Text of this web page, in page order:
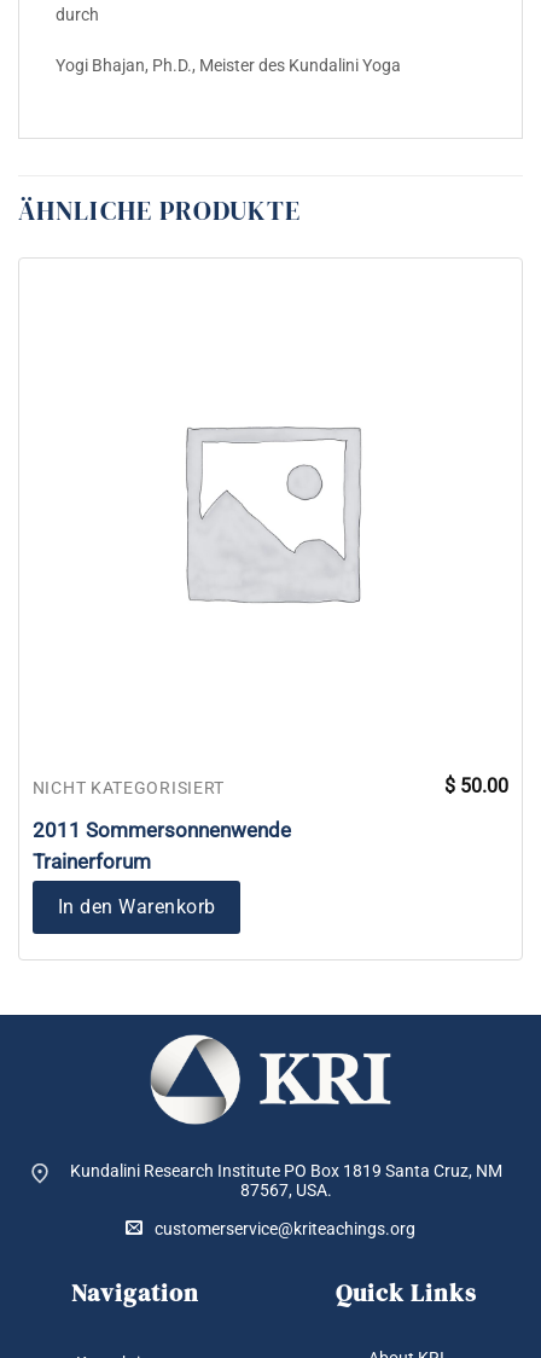
durch
Yogi Bhajan, Ph.D., Meister des Kundalini Yoga
ÄHNLICHE PRODUKTE
NICHT KATEGORISIERT
2011 Sommersonnenwende
Trainerforum
$ 50.00
In den Warenkorb
Kundalini Research Institute PO Box 1819 Santa Cruz, NM
87567, USA.
customerservice@kriteachings.org
Navigation Quick Links